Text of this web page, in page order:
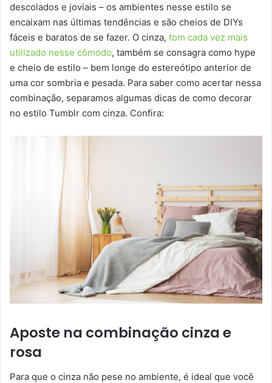
descolados e joviais – os ambientes nesse estilo se
encaixam nas últimas tendências e são cheios de DIYs
fáceis e baratos de se fazer. O cinza, tom cada vez mais
utilizado nesse cômodo, também se consagra como hype
e cheio de estilo – bem longe do estereótipo anterior de
uma cor sombria e pesada. Para saber como acertar nessa
combinação, separamos algumas dicas de como decorar
no estilo Tumblr com cinza. Confira:
Aposte na combinação cinza e
rosa
Para que o cinza não pese no ambiente, é ideal que você